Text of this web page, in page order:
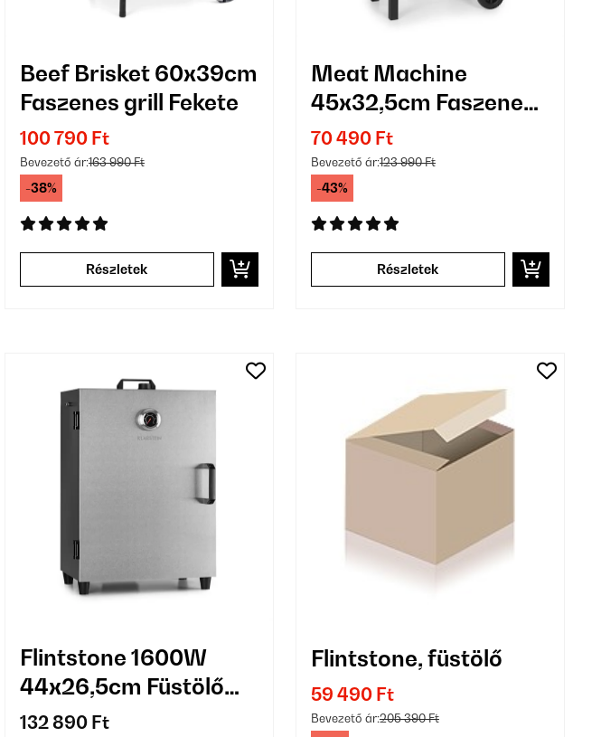
Beef Brisket 60x39cm
Faszenes grill Fekete
100 790 Ft
Bevezető ár:163 990 Ft
-38%
Részletek
Meat Machine
45x32,5cm Faszenes
grill Fekete
70 490 Ft
Bevezető ár:123 990 Ft
-43%
Részletek
Flintstone 1600W
44x26,5cm Füstölő
Ezüst
132 890 Ft
Flintstone, füstölő
59 490 Ft
Bevezető ár:205 390 Ft